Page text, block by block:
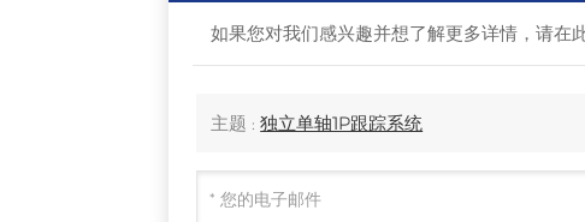
如果您对我们感兴趣并想了解更多详情，请在
主题 :独立单轴1P跟踪系统